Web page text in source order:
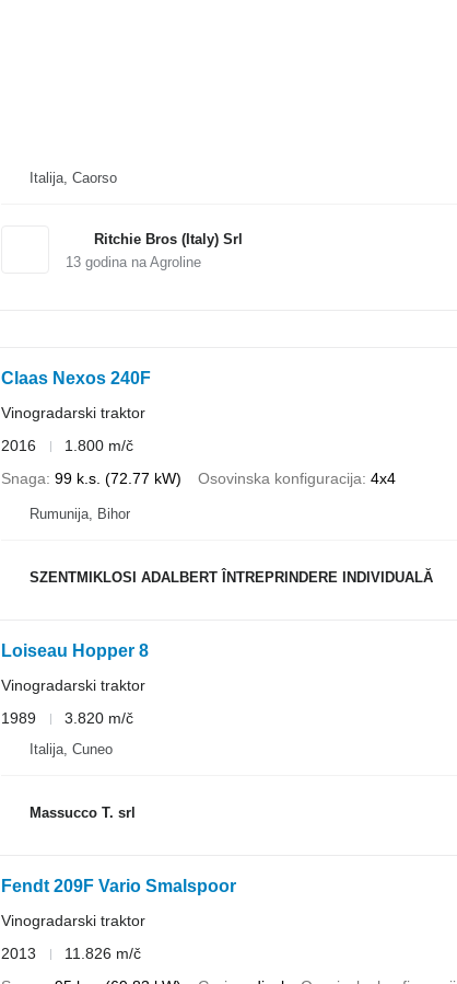
Italija, Caorso
Ritchie Bros (Italy) Srl
13godina na Agroline
Claas Nexos 240F
Vinogradarski traktor
2016
1.800 m/č
Snaga 99 k.s. (72.77 kW) Osovinska konfiguracija 4x4
Rumunija, Bihor
SZENTMIKLOSI ADALBERT ÎNTREPRINDERE INDIVIDUALĂ
Loiseau Hopper 8
Vinogradarski traktor
1989
3.820 m/č
Italija, Cuneo
Massucco T. srl
Fendt 209F Vario Smalspoor
Vinogradarski traktor
2013
11.826 m/č